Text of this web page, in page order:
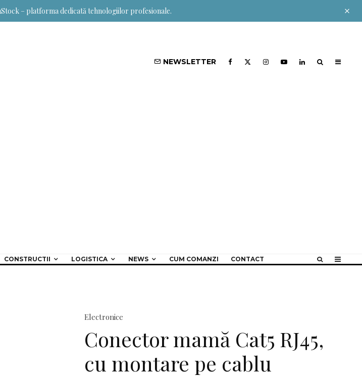
– platforma dedicată tehnologiilor profesionale.
NEWSLETTER
CONSTRUCTII LOGISTICA NEWS CUM COMANZI CONTACT
Electronice
Conector mamă Cat5 RJ45,
cu montare pe cablu